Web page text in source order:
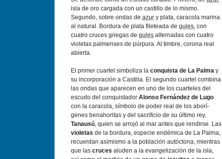
isla de oro cargada con un castillo de lo mismo.
Segundo, sobre ondas de azur y plata, caracola marina
al natural. Bordura de plata fileteada de gules, con
cuatro cruces griegas de gules alternadas con cuatro
violetas palmenses de púrpura. Al timbre, corona real
abierta.
El primer cuartel simboliza la conquista de La Palma y
su incorporación a Castilla. El segundo cuartel combina
las ondas que aparecen en uno de los cuarteles del
escudo del conquistador Alonso Fernández de Lugo
con la caracola, sí­mbolo de poder real de los aborí­
genes benahoritas y del sacrificio de su último rey,
Tanausú, quien se arrojó al mar antes que rendirse. Las
violetas de la bordura, especie endémica de La Palma,
recuerdan asimismo a la población autóctona, mientras
que las cruces aluden a la evangelización de la isla,